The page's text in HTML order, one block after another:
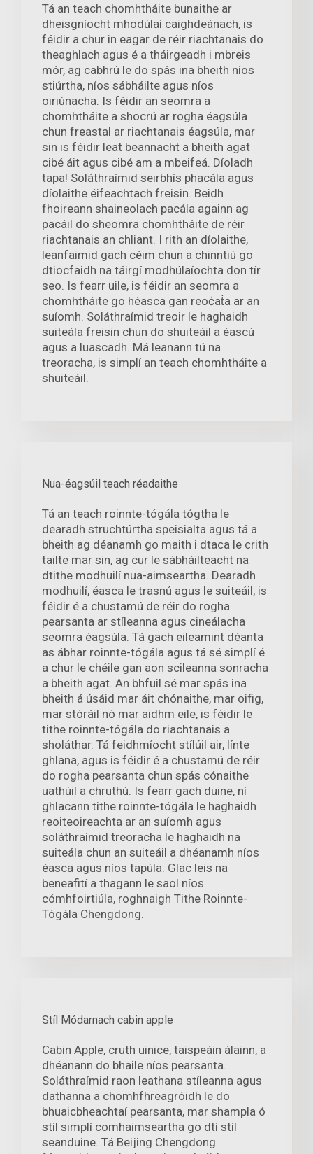
Tá an teach chomhtháite bunaithe ar
dheisgníocht mhodúlaí caighdeánach, is
féidir a chur in eagar de réir riachtanais do
theaghlach agus é a tháirgeadh i mbreis
mór, ag cabhrú le do spás ina bheith níos
stiúrtha, níos sábháilte agus níos
oiriúnacha. Is féidir an seomra a
chomhtháite a shocrú ar rogha éagsúla
chun freastal ar riachtanais éagsúla, mar
sin is féidir leat beannacht a bheith agat
cibé áit agus cibé am a mbeifeá. Díoladh
tapa! Soláthraímid seirbhís phacála agus
díolaithe éifeachtach freisin. Beidh
fhoireann shaineolach pacála againn ag
pacáil do sheomra chomhtháite de réir
riachtanais an chliant. I rith an díolaithe,
leanfaimid gach céim chun a chinntiú go
dtiocfaidh na táirgí modhúlaíochta don tír
seo. Is fearr uile, is féidir an seomra a
chomhtháite go héasca gan reoċaṫa ar an
suíomh. Soláthraímid treoir le haghaidh
suiteála freisin chun do shuiteáil a éascú
agus a luascadh. Má leanann tú na
treoracha, is simplí an teach chomhtháite a
shuiteáil.
Nua-éagsúil teach réadaithe
Tá an teach roinnte-tógála tógtha le
dearadh struchtúrtha speisialta agus tá a
bheith ag déanamh go maith i dtaca le crith
tailte mar sin, ag cur le sábháilteacht na
dtithe modhuilí nua-aimseartha. Dearadh
modhuilí, éasca le trasnú agus le suiteáil, is
féidir é a chustamú de réir do rogha
pearsanta ar stíleanna agus cineálacha
seomra éagsúla. Tá gach eileamint déanta
as ábhar roinnte-tógála agus tá sé simplí é
a chur le chéile gan aon scileanna sonracha
a bheith agat. An bhfuil sé mar spás ina
bheith á úsáid mar áit chónaithe, mar oifig,
mar stóráil nó mar aidhm eile, is féidir le
tithe roinnte-tógála do riachtanais a
sholáthar. Tá feidhmíocht stílúil air, línte
ghlana, agus is féidir é a chustamú de réir
do rogha pearsanta chun spás cónaithe
uathúil a chruthú. Is fearr gach duine, ní
ghlacann tithe roinnte-tógála le haghaidh
reoiteoireachta ar an suíomh agus
soláthraímid treoracha le haghaidh na
suiteála chun an suiteáil a dhéanamh níos
éasca agus níos tapúla. Glac leis na
beneafití a thagann le saol níos
cómhfoirtiúla, roghnaigh Tithe Roinnte-
Tógála Chengdong.
Stíl Módarnach cabin apple
Cabin Apple, cruth uinice, taispeáin álainn, a
dhéanann do bhaile níos pearsanta.
Soláthraímid raon leathana stíleanna agus
dathanna a chomhfhreagróidh le do
bhuaicbheachtaí pearsanta, mar shampla ó
stíl simplí comhaimseartha go dtí stíl
seanduine. Tá Beijing Chengdong